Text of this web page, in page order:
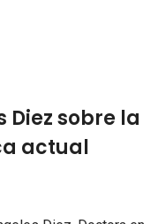
Diez sobre la
actual